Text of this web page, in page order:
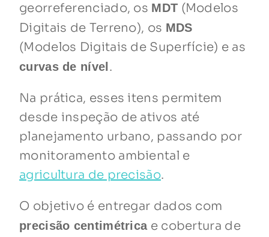
georreferenciado, os MDT (Modelos
Digitais de Terreno), os MDS
(Modelos Digitais de Superfície) e as
curvas de nível .
Na prática, esses itens permitem
desde inspeção de ativos até
planejamento urbano, passando por
monitoramento ambiental e
agricultura de precisão.
O objetivo é entregar dados com
precisão centimétricae cobertura de